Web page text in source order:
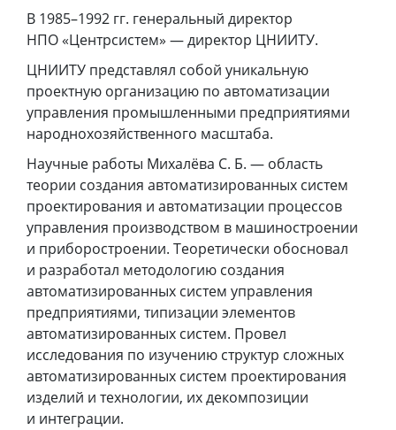
В 1985–1992 гг. генеральный директор
НПО «Центрсистем» — директор ЦНИИТУ.
ЦНИИТУ представлял собой уникальную
проектную организацию по автоматизации
управления промышленными предприятиями
народнохозяйственного масштаба.
Научные работы Михалёва С. Б. — область
теории создания автоматизированных систем
проектирования и автоматизации процессов
управления производством в машиностроении
и приборостроении. Теоретически обосновал
и разработал методологию создания
автоматизированных систем управления
предприятиями, типизации элементов
автоматизированных систем. Провел
исследования по изучению структур сложных
автоматизированных систем проектирования
изделий и технологии, их декомпозиции
и интеграции.